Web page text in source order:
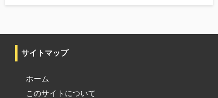
カ
サイトマップ
ホーム
このサイトについて